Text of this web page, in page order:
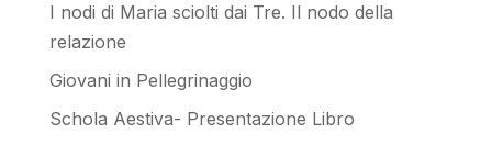
I nodi di Maria sciolti dai Tre. Il nodo della
relazione
Giovani in Pellegrinaggio
Schola Aestiva- Presentazione Libro